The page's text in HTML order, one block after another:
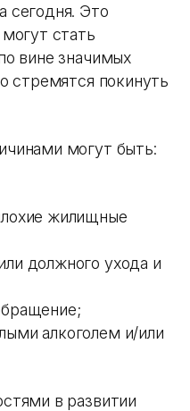
сегодня. Это
стать
вине значимых
стремятся покинуть
могут быть:
жилищные
должного ухода и
алкоголем и/или
в развитии